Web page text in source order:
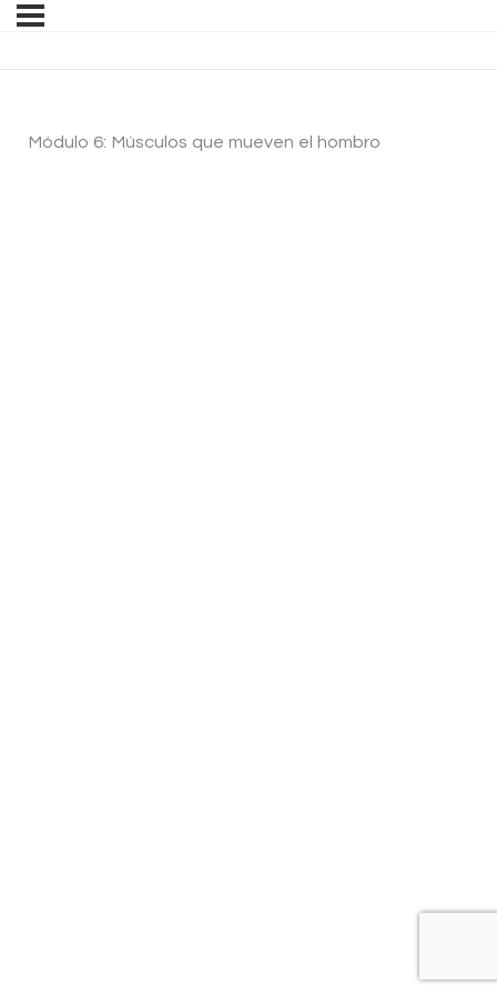
Módulo 6: Músculos que mueven el hombro